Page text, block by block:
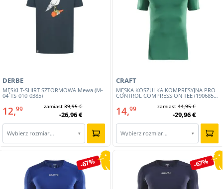
MĘSKI T-SHIRT SZTORMOWA Mewa (M-
04-TS-010-0385)
DERBE
12,99 zamiast39,95 €
-26,96 €
Wybierz rozmiar… ▾
MĘSKA KOSZULKA KOMPRESYJNA PRO
CONTROL COMPRESSION TEE (1906855-
CRAFT
14,99 zamiast44,95 €
-29,96 €
Wybierz rozmiar… ▾
-67% -67%